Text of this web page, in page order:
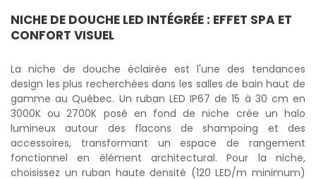
NICHE DE DOUCHE LED INTÉGRÉE : EFFET SPA ET
CONFORT VISUEL
La niche de douche éclairée est l'une des tendances
design les plus recherchées dans les salles de bain haut de
gamme au Québec. Un ruban LED IP67 de 15 à 30 cm en
3000K ou 2700K posé en fond de niche crée un halo
lumineux autour des flacons de shampoing et des
accessoires, transformant un espace de rangement
fonctionnel en élément architectural. Pour la niche,
choisissez un ruban haute densité (120 LED/m minimum)